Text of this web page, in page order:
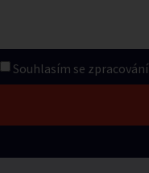
Souhlasím se zpracování